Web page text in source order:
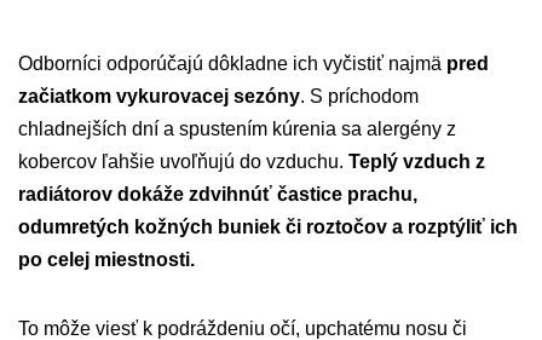
Odborníci odporúčajú dôkladne ich vyčistiť najmä pred
začiatkom vykurovacej sezóny. S príchodom
chladnejších dní a spustením kúrenia sa alergény z
kobercov ľahšie uvoľňujú do vzduchu. Teplý vzduch z
radiátorov dokáže zdvihnúť častice prachu,
odumretých kožných buniek či roztočov a rozptýliť ich
po celej miestnosti.
To môže viesť k podráždeniu očí, upchatému nosu či